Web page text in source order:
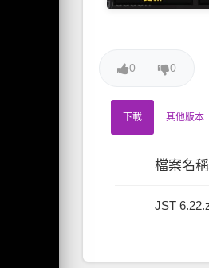
0 0
下載 其他版本
檔案名稱
JST